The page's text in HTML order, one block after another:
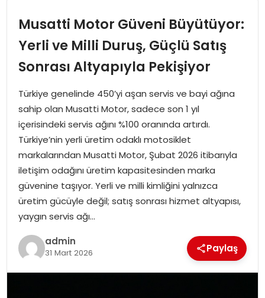
EĞITIM
SPOR
EKONOMI
MAGAZIN
DÜNYA
OTOMOBIL
Musatti Motor Güveni Büyütüyor:
Yerli ve Milli Duruş, Güçlü Satış
Sonrası Altyapıyla Pekişiyor
Türkiye genelinde 450’yi aşan servis ve bayi ağına
sahip olan Musatti Motor, sadece son 1 yıl
içerisindeki servis ağını %100 oranında artırdı.
Türkiye’nin yerli üretim odaklı motosiklet
markalarından Musatti Motor, Şubat 2026 itibarıyla
iletişim odağını üretim kapasitesinden marka
güvenine taşıyor. Yerli ve milli kimliğini yalnızca
üretim gücüyle değil; satış sonrası hizmet altyapısı,
yaygın servis ağı…
admin
31 Mart 2026 Paylaş